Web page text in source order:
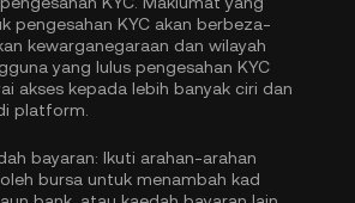
pengesahan KYC akan berbeza-
kewarganegaraan dan wilayah
yang lulus pengesahan KYC
akses kepada lebih banyak ciri dan
platform.
bayaran: Ikuti arahan-arahan
bursa untuk menambah kad